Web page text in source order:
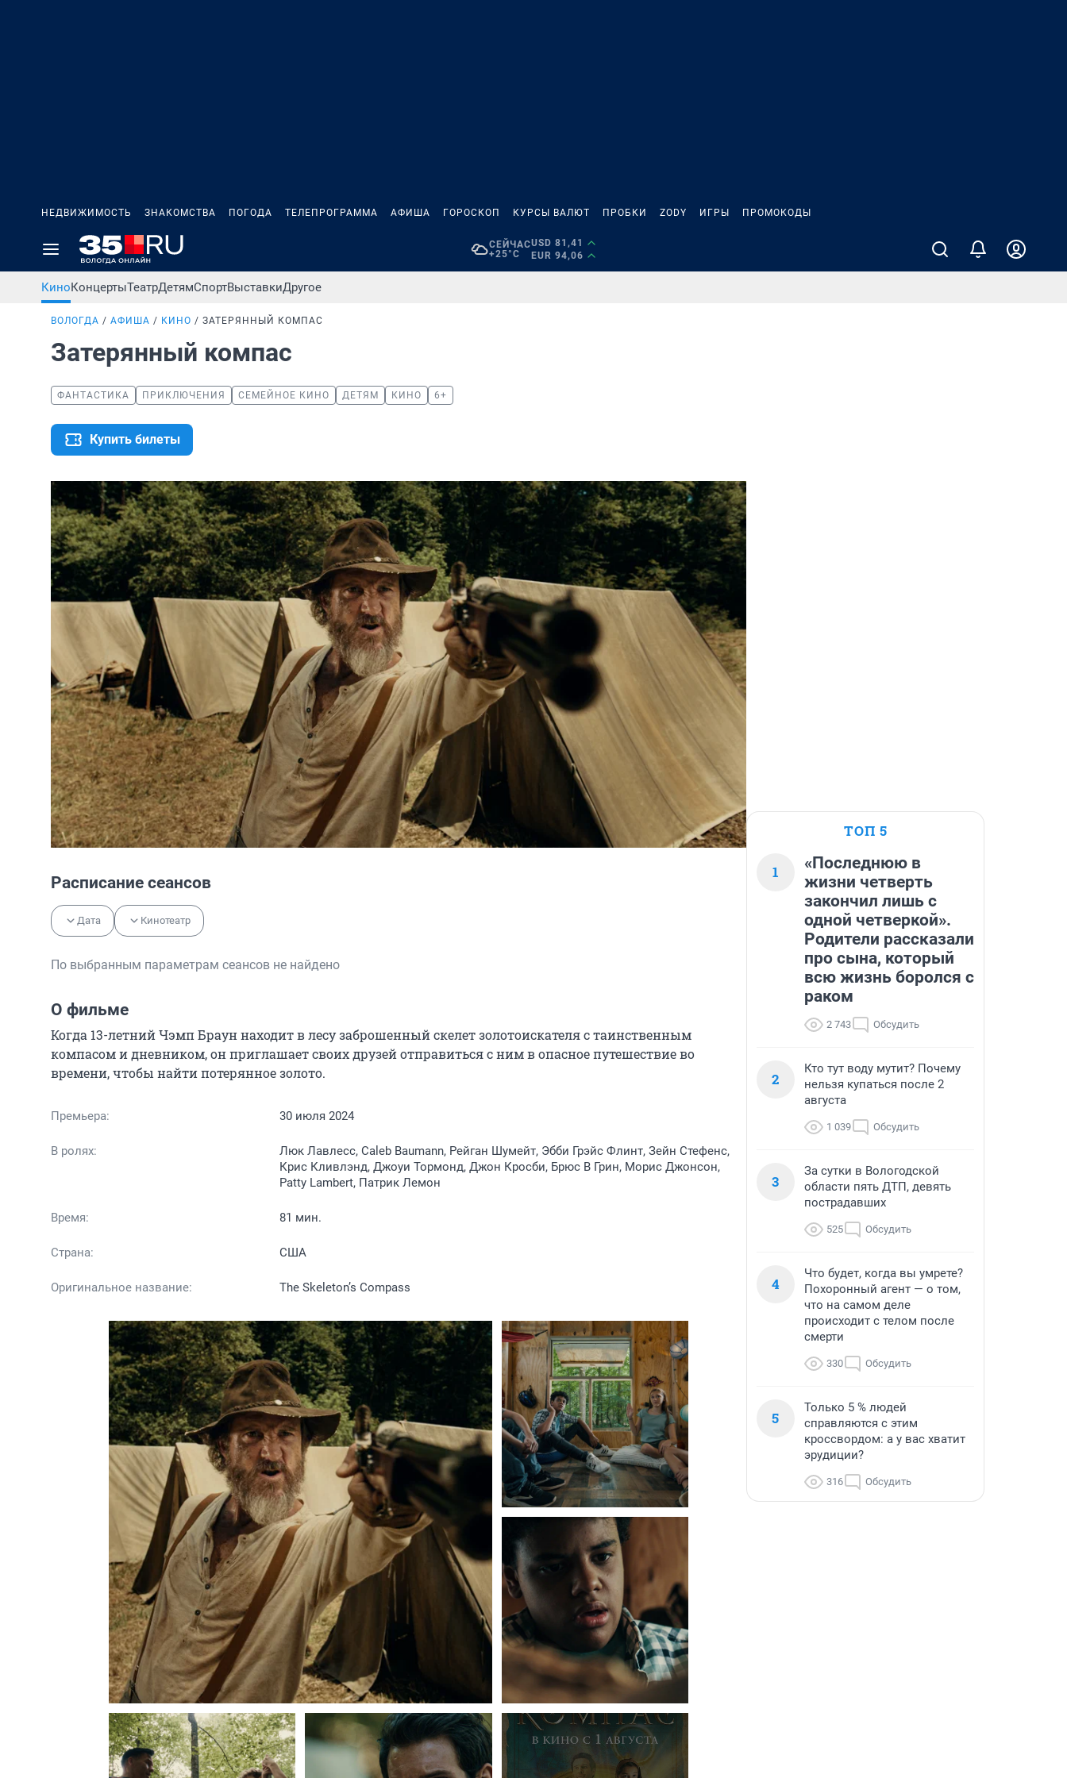
НЕДВИЖИМОСТЬ ЗНАКОМСТВА ПОГОДА ТЕЛЕПРОГРАММА АФИША ГОРОСКОП КУРСЫ ВАЛЮТ ПРОБКИ ZODY ИГРЫ ПРОМОКОДЫ
СЕЙЧАС
+25°C
USD 81,41
EUR 94,06
КиноКонцертыТеатрДетямСпортВыставкиДругое
ВОЛОГДА АФИША КИНО ЗАТЕРЯННЫЙ КОМПАС
Затерянный компас
ФАНТАСТИКА ПРИКЛЮЧЕНИЯ СЕМЕЙНОЕ КИНО ДЕТЯМ КИНО 6+
Купить билеты
Расписание сеансов
Дата Кинотеатр
По выбранным параметрам сеансов не найдено
О фильме
Когда 13-летний Чэмп Браун находит в лесу заброшенный скелет золотоискателя с таинственным
компасом и дневником, он приглашает своих друзей отправиться с ним в опасное путешествие во
времени, чтобы найти потерянное золото.
Премьера: 30 июля 2024
В ролях:
Люк Лавлесс, Caleb Baumann, Рейган Шумейт, Эбби Грэйс Флинт, Зейн Стефенс,
Крис Кливлэнд, Джоуи Тормонд, Джон Кросби, Брюс В Грин, Морис Джонсон,
Patty Lambert, Патрик Лемон
Время: 81 мин.
Страна: США
Оригинальное название: The Skeleton’s Compass
ТОП 5
1
«Последнюю в
жизни четверть
закончил лишь с
одной четверкой».
Родители рассказали
про сына, который
всю жизнь боролся с
раком
2 743 Обсудить
2
Кто тут воду мутит? Почему
нельзя купаться после 2
августа
1 039 Обсудить
3
За сутки в Вологодской
области пять ДТП, девять
пострадавших
525 Обсудить
4
Что будет, когда вы умрете?
Похоронный агент — о том,
что на самом деле
происходит с телом после
смерти
330 Обсудить
5
Только 5 % людей
справляются с этим
кроссвордом: а у вас хватит
эрудиции?
316 Обсудить